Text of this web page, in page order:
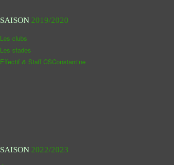
SAISON 2019/2020
Les clubs
Les stades
Effectif & Staff CSConstantine
SAISON 2022/2023